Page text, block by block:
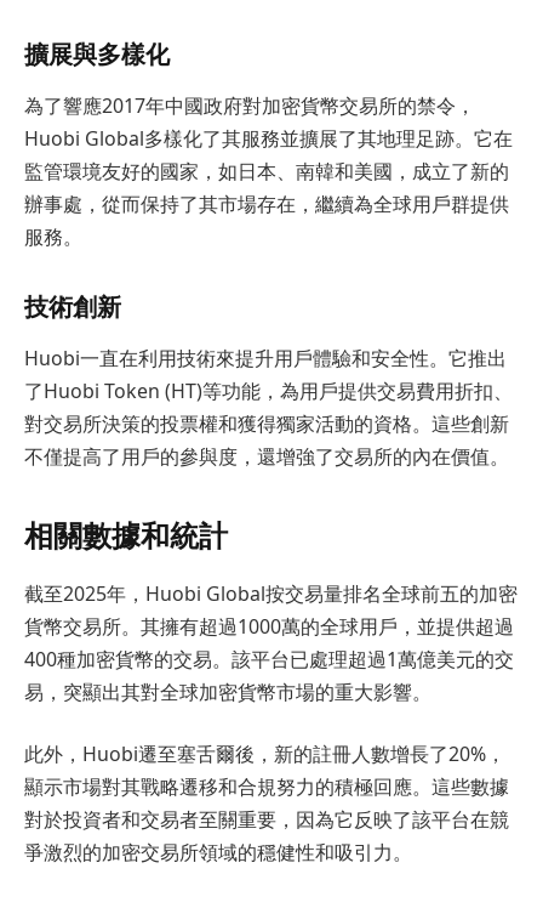
擴展與多樣化
為了響應2017年中國政府對加密貨幣交易所的禁令，
Huobi Global多樣化了其服務並擴展了其地理足跡。它在
監管環境友好的國家，如日本、南韓和美國，成立了新的
辦事處，從而保持了其市場存在，繼續為全球用戶群提供
服務。
技術創新
Huobi一直在利用技術來提升用戶體驗和安全性。它推出
了Huobi Token (HT)等功能，為用戶提供交易費用折扣、
對交易所決策的投票權和獲得獨家活動的資格。這些創新
不僅提高了用戶的參與度，還增強了交易所的內在價值。
相關數據和統計
截至2025年，Huobi Global按交易量排名全球前五的加密
貨幣交易所。其擁有超過1000萬的全球用戶，並提供超過
400種加密貨幣的交易。該平台已處理超過1萬億美元的交
易，突顯出其對全球加密貨幣市場的重大影響。
此外，Huobi遷至塞舌爾後，新的註冊人數增長了20%，
顯示市場對其戰略遷移和合規努力的積極回應。這些數據
對於投資者和交易者至關重要，因為它反映了該平台在競
爭激烈的加密交易所領域的穩健性和吸引力。